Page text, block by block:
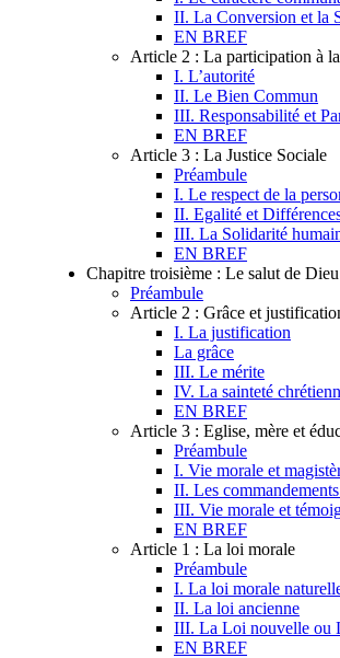
II. La Conversion et la
EN BREF
Article 2 : La participation à
I. L’autorité
II. Le Bien Commun
III. Responsabilité et
EN BREF
Article 3 : La Justice Sociale
Préambule
I. Le respect de la
II. Egalité et
III. La Solidarité
EN BREF
Chapitre troisième : Le salut de
Préambule
Article 2 : Grâce et
I. La justification
La grâce
III. Le mérite
IV. La sainteté
EN BREF
Article 3 : Eglise, mère et
Préambule
I. Vie morale et
II. Les
III. Vie morale et
EN BREF
Article 1 : La loi morale
Préambule
I. La loi morale
II. La loi ancienne
III. La Loi nouvelle ou
EN BREF